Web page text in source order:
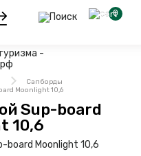
0
Сапборды
Moonlight 10,6
Sup-board
10,6